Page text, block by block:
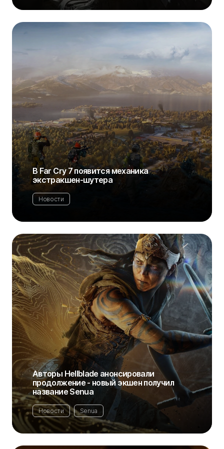
В Far Cry 7 появится механика
экстракшен-шутера
Новости
Авторы Hellblade анонсировали
продолжение - новый экшен получил
название Senua
Новости Senua